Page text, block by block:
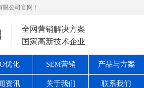
公司官网！
全网营销解决方案
国家高新技术企业
优化 SEM营销 产品与方案
资讯 关于我们 联系我们